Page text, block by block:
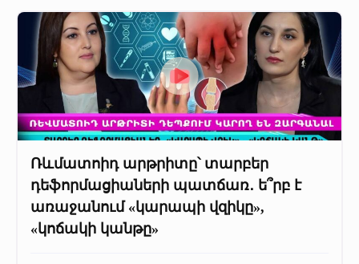
Ռևմատոիդ արթրիտը՝ տարբեր
դեֆորմացիաների պատճառ․ ե՞րբ է
առաջանում «կարապի վզիկը»,
«կոճակի կանթը»